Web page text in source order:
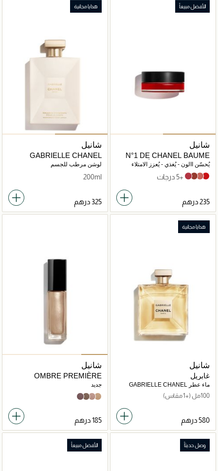
الأفضل مبيعاً
شانيل
N°1 DE CHANEL BAUME
LÈVRES ET JOUES
يُحسّن االون - يُغذي - يُعزز الامتلاء
Red Camellia
Healthy Pink
Vital Beige
Lively Rosewood
+5 درجات
هدايا مجانية
شانيل
GABRIELLE CHANEL
لوشن مرطب للجسم
200ml
هدايا مجانية
شانيل
غابريل
ماء عطر GABRIELLE CHANEL
100مل (+1 مقاس)
شانيل
OMBRE PREMIÈRE
LAQUE
جديد
مستحضر سائل لتظيل الجفون طويل22 rayon
26 quartz rose
28 desert wind
32 vastness
وصل حديثاً الأفضل مبيعاً